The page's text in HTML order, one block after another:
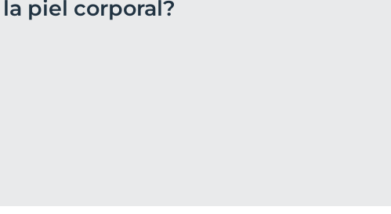
piel corporal?